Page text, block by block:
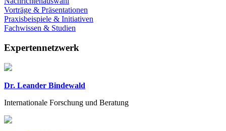
Vorträge & Präsentationen
Praxisbeispiele & Initiativen
Fachwissen & Studien
Expertennetzwerk
Dr. Leander Bindewald
Internationale Forschung und Beratung